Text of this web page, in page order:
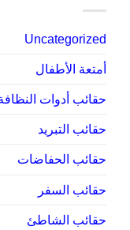
Uncategorized
أمتعة الأطفال
حقائب أدوات
حقائب التبريد
حقائب الحفاضات
حقائب السفر
حقائب الشاطئ